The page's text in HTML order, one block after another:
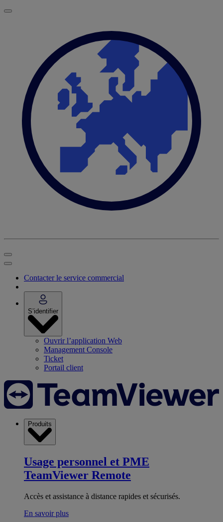
Contacter le service commercial
S’identifier
Ouvrir l’application Web
Management Console
Ticket
Portail client
Produits
Usage personnel et PME
TeamViewer Remote
Accès et assistance à distance rapides et sécurisés.
En savoir plus